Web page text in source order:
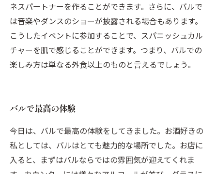
ネスパートナーを作ることができます。さらに、バルで
は音楽やダンスのショーが披露される場合もあります。
こうしたイベントに参加することで、スパニッシュカル
チャーを肌で感じることができます。つまり、バルでの
楽しみ方は単なる外食以上のものと言えるでしょう。
バルで最高の体験
今日は、バルで最高の体験をしてきました。お酒好きの
私としては、バルはとても魅力的な場所でした。お店に
入ると、まずはバルならではの雰囲気が迎えてくれま